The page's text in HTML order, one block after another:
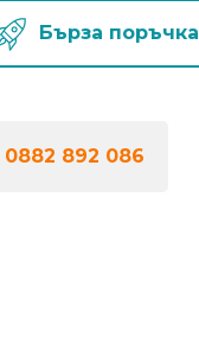
Бърза поръчка
0882 892 086